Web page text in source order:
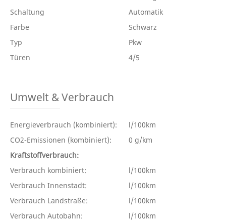
Schaltung
Automatik
Farbe
Schwarz
Typ
Pkw
Türen
4/5
Umwelt & Verbrauch
Energieverbrauch (kombiniert):
l/100km
CO2-Emissionen (kombiniert):
0 g/km
Kraftstoffverbrauch:
Verbrauch kombiniert:
l/100km
Verbrauch Innenstadt:
l/100km
Verbrauch Landstraße:
l/100km
Verbrauch Autobahn:
l/100km